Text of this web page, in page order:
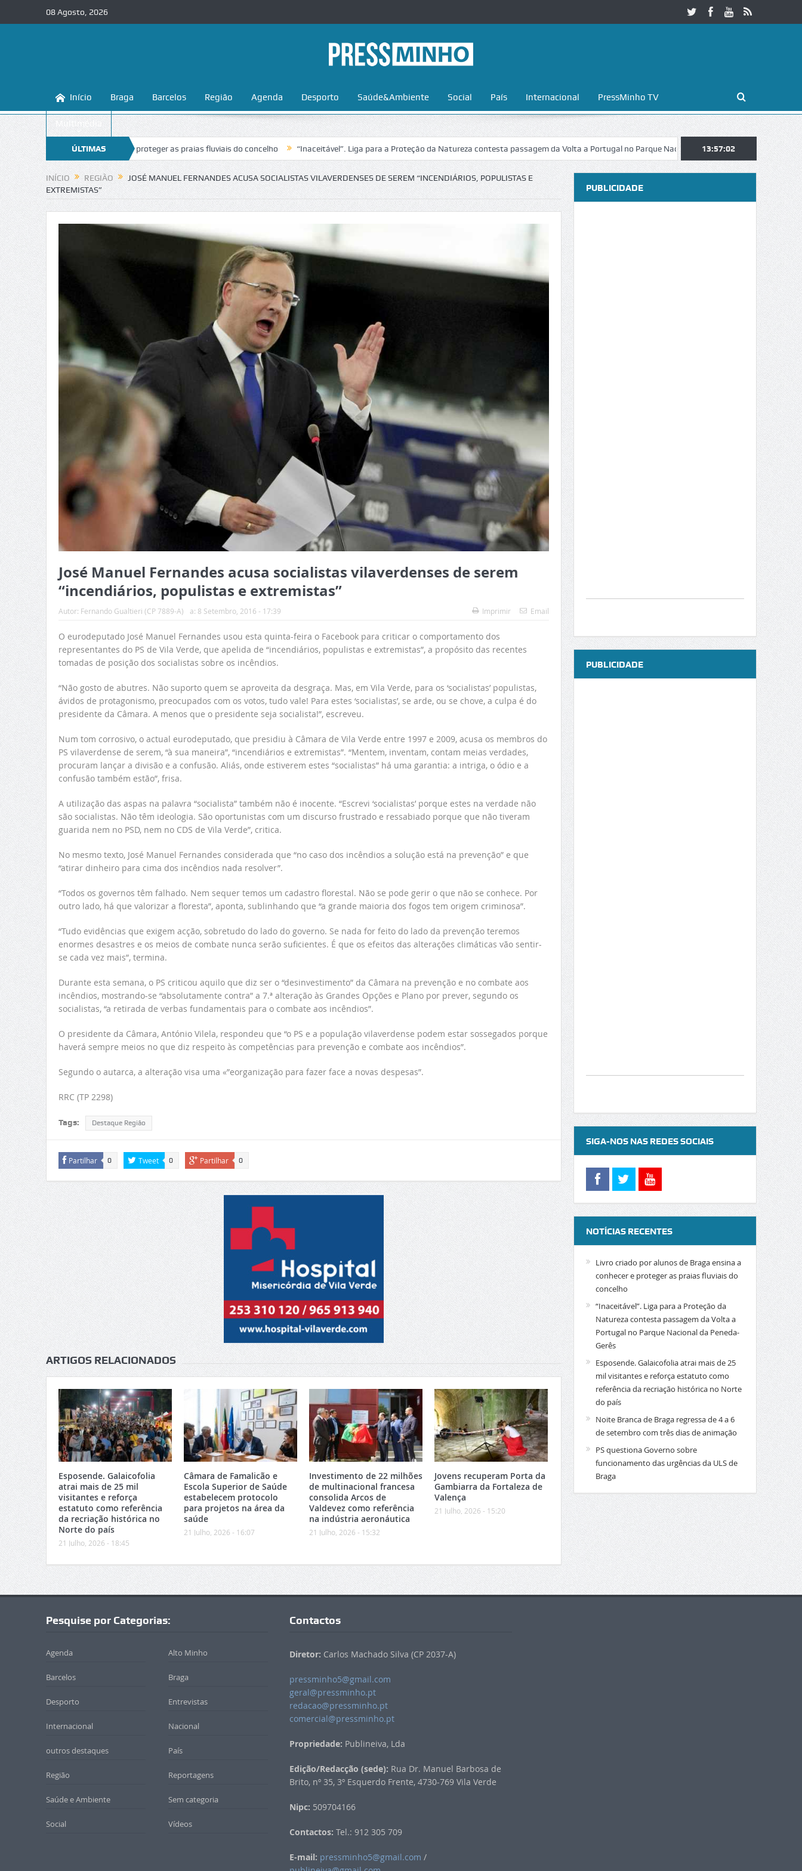
08 Agosto, 2026
Início Braga Barcelos Região Agenda Desporto Saúde&Ambiente Social País Internacional PressMinho TV
Multimédia
ÚLTIMAS
NOTÍCIAS
ensina a conhecer e proteger as praias fluviais do concelho “Inaceitável”. Liga para a Proteção da Natureza contesta passagem da Volta a Portugal no Parque Nacional da Peneda-Gerês Esposende.
13:57:03
INÍCIO REGIÃO
JOSÉ MANUEL FERNANDES ACUSA SOCIALISTAS VILAVERDENSES DE SEREM “INCENDIÁRIOS, POPULISTAS E
EXTREMISTAS”
José Manuel Fernandes acusa socialistas vilaverdenses de serem
“incendiários, populistas e extremistas”
Autor: Fernando Gualtieri (CP 7889-A) a: 8 Setembro, 2016 - 17:39 Imprimir Email
O eurodeputado José Manuel Fernandes usou esta quinta-feira o Facebook para criticar o comportamento dos
representantes do PS de Vila Verde, que apelida de “incendiários, populistas e extremistas”, a propósito das recentes
tomadas de posição dos socialistas sobre os incêndios.
“Não gosto de abutres. Não suporto quem se aproveita da desgraça. Mas, em Vila Verde, para os ‘socialistas’ populistas,
ávidos de protagonismo, preocupados com os votos, tudo vale! Para estes ‘socialistas’, se arde, ou se chove, a culpa é do
presidente da Câmara. A menos que o presidente seja socialista!”, escreveu.
Num tom corrosivo, o actual eurodeputado, que presidiu à Câmara de Vila Verde entre 1997 e 2009, acusa os membros do
PS vilaverdense de serem, “à sua maneira”, “incendiários e extremistas”. “Mentem, inventam, contam meias verdades,
procuram lançar a divisão e a confusão. Aliás, onde estiverem estes “socialistas” há uma garantia: a intriga, o ódio e a
confusão também estão”, frisa.
A utilização das aspas na palavra “socialista” também não é inocente. “Escrevi ‘socialistas’ porque estes na verdade não
são socialistas. Não têm ideologia. São oportunistas com um discurso frustrado e ressabiado porque que não tiveram
guarida nem no PSD, nem no CDS de Vila Verde”, critica.
No mesmo texto, José Manuel Fernandes considerada que “no caso dos incêndios a solução está na prevenção” e que
“atirar dinheiro para cima dos incêndios nada resolver”.
“Todos os governos têm falhado. Nem sequer temos um cadastro florestal. Não se pode gerir o que não se conhece. Por
outro lado, há que valorizar a floresta”, aponta, sublinhando que “a grande maioria dos fogos tem origem criminosa”.
“Tudo evidências que exigem acção, sobretudo do lado do governo. Se nada for feito do lado da prevenção teremos
enormes desastres e os meios de combate nunca serão suficientes. É que os efeitos das alterações climáticas vão sentir-
se cada vez mais”, termina.
Durante esta semana, o PS criticou aquilo que diz ser o “desinvestimento” da Câmara na prevenção e no combate aos
incêndios, mostrando-se “absolutamente contra” a 7.ª alteração às Grandes Opções e Plano por prever, segundo os
socialistas, “a retirada de verbas fundamentais para o combate aos incêndios”.
O presidente da Câmara, António Vilela, respondeu que “o PS e a população vilaverdense podem estar sossegados porque
haverá sempre meios no que diz respeito às competências para prevenção e combate aos incêndios”.
Segundo o autarca, a alteração visa uma «”eorganização para fazer face a novas despesas”.
RRC (TP 2298)
Tags: Destaque Região
Partilhar 0 Tweet 0 Partilhar 0
ARTIGOS RELACIONADOS
Esposende. Galaicofolia
atrai mais de 25 mil
visitantes e reforça
estatuto como referência
da recriação histórica no
Norte do país
21 Julho, 2026 - 18:45
Câmara de Famalicão e
Escola Superior de Saúde
estabelecem protocolo
para projetos na área da
saúde
21 Julho, 2026 - 16:07
Investimento de 22 milhões
de multinacional francesa
consolida Arcos de
Valdevez como referência
na indústria aeronáutica
21 Julho, 2026 - 15:32
Jovens recuperam Porta da
Gambiarra da Fortaleza de
Valença
21 Julho, 2026 - 15:20
PUBLICIDADE
PUBLICIDADE
SIGA-NOS NAS REDES SOCIAIS
NOTÍCIAS RECENTES
Livro criado por alunos de Braga ensina a
conhecer e proteger as praias fluviais do
concelho
“Inaceitável”. Liga para a Proteção da
Natureza contesta passagem da Volta a
Portugal no Parque Nacional da Peneda-
Gerês
Esposende. Galaicofolia atrai mais de 25
mil visitantes e reforça estatuto como
referência da recriação histórica no Norte
do país
Noite Branca de Braga regressa de 4 a 6
de setembro com três dias de animação
PS questiona Governo sobre
funcionamento das urgências da ULS de
Braga
Pesquise por Categorias:
Agenda Alto Minho
Barcelos Braga
Desporto Entrevistas
Internacional Nacional
outros destaques País
Região Reportagens
Saúde e Ambiente Sem categoria
Social Vídeos
Contactos
Diretor: Carlos Machado Silva (CP 2037-A)
pressminho5@gmail.com
geral@pressminho.pt
redacao@pressminho.pt
comercial@pressminho.pt
Propriedade: Publineiva, Lda
Edição/Redacção (sede): Rua Dr. Manuel Barbosa de
Brito, nº 35, 3º Esquerdo Frente, 4730-769 Vila Verde
Nipc: 509704166
Contactos: Tel.: 912 305 709
E-mail: pressminho5@gmail.com /